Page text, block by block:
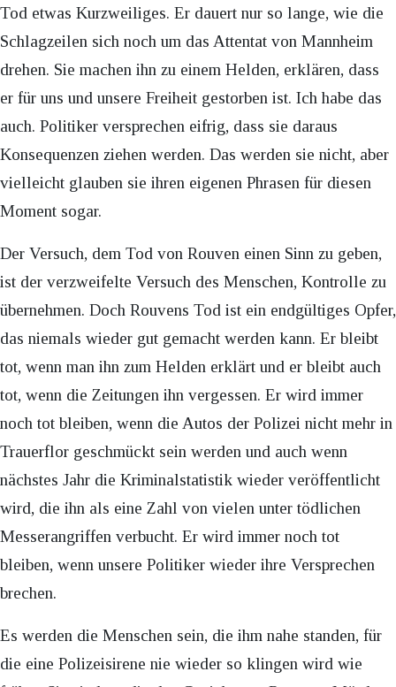
Tod etwas Kurzweiliges. Er dauert nur so lange, wie die
Schlagzeilen sich noch um das Attentat von Mannheim
drehen. Sie machen ihn zu einem Helden, erklären, dass
er für uns und unsere Freiheit gestorben ist. Ich habe das
auch. Politiker versprechen eifrig, dass sie daraus
Konsequenzen ziehen werden. Das werden sie nicht, aber
vielleicht glauben sie ihren eigenen Phrasen für diesen
Moment sogar.
Der Versuch, dem Tod von Rouven einen Sinn zu geben,
ist der verzweifelte Versuch des Menschen, Kontrolle zu
übernehmen. Doch Rouvens Tod ist ein endgültiges Opfer,
das niemals wieder gut gemacht werden kann. Er bleibt
tot, wenn man ihn zum Helden erklärt und er bleibt auch
tot, wenn die Zeitungen ihn vergessen. Er wird immer
noch tot bleiben, wenn die Autos der Polizei nicht mehr in
Trauerflor geschmückt sein werden und auch wenn
nächstes Jahr die Kriminalstatistik wieder veröffentlicht
wird, die ihn als eine Zahl von vielen unter tödlichen
Messerangriffen verbucht. Er wird immer noch tot
bleiben, wenn unsere Politiker wieder ihre Versprechen
brechen.
Es werden die Menschen sein, die ihm nahe standen, für
die eine Polizeisirene nie wieder so klingen wird wie